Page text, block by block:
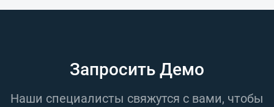
Запросить Демо
Наши специалисты свяжутся с вами, чтобы